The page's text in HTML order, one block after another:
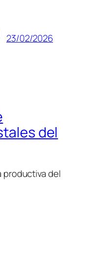
23/02/2026
del
productiva del